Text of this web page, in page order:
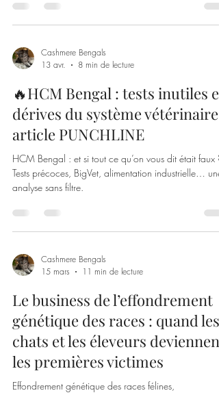
les défis liés à la reconnaissance de la variété, à la
diversité génétique, à la consanguinité structurelle et à
Cashmere Bengals
8 min de lecture
🔥HCM Bengal : tests inutiles et
dérives du système vétérinaire -
article PUNCHLINE
Tests précoces, BigVet, alimentation industrielle… une
analyse sans filtre.
Cashmere Bengals
15 mars
11 min de lecture
Le business de l’effondrement
génétique des races : quand les
chats et les éleveurs deviennent